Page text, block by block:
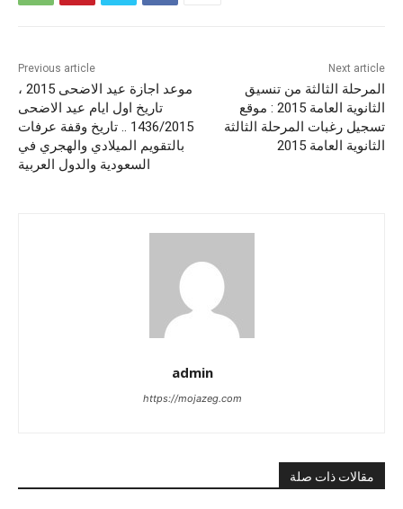
Previous article
موعد اجازة عيد الاضحى 2015 ،
تاريخ اول ايام عيد الاضحى
1436/2015 .. تاريخ وقفة عرفات
بالتقويم الميلادي والهجري في
السعودية والدول العربية
Next article
المرحلة الثالثة من تنسيق
الثانوية العامة 2015 : موقع
تسجيل رغبات المرحلة الثالثة
الثانوية العامة 2015
admin
https://mojazeg.com
مقالات ذات صلة